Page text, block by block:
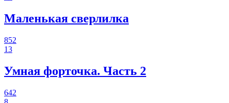
Маленькая сверлилка
852
13
Умная форточка. Часть 2
642